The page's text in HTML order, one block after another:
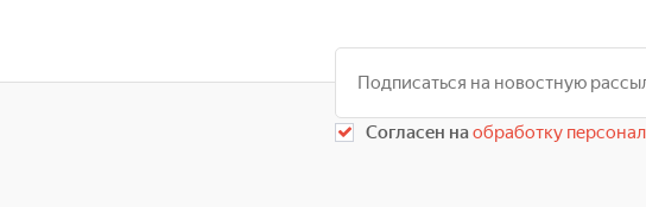
Согласен наобработку